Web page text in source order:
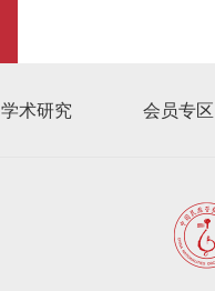
学术研究 会员专区